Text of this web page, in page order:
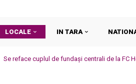
LOCALE IN TARA
Se reface cuplul de fundaşi centrali de la FC